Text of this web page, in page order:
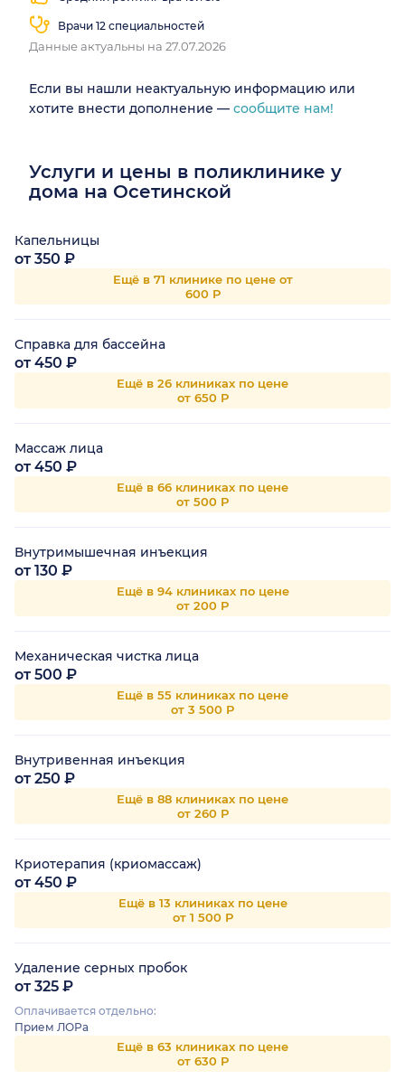
Врачи 12 специальностей
Данные актуальны на 27.07.2026
Если вы нашли неактуальную информацию или
хотите внести дополнение — сообщите нам!
Услуги и цены в поликлинике у
дома на Осетинской
Капельницы
от 350 ₽
Ещё в 71 клинике по цене от
600 Р
Справка для бассейна
от 450 ₽
Ещё в 26 клиниках по цене
от 650 Р
Массаж лица
от 450 ₽
Ещё в 66 клиниках по цене
от 500 Р
Внутримышечная инъекция
от 130 ₽
Ещё в 94 клиниках по цене
от 200 Р
Механическая чистка лица
от 500 ₽
Ещё в 55 клиниках по цене
от 3 500 Р
Внутривенная инъекция
от 250 ₽
Ещё в 88 клиниках по цене
от 260 Р
Криотерапия (криомассаж)
от 450 ₽
Ещё в 13 клиниках по цене
от 1 500 Р
Удаление серных пробок
от 325 ₽
Оплачивается отдельно:
Прием ЛОРа
Ещё в 63 клиниках по цене
от 630 Р